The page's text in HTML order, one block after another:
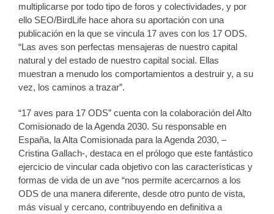
multiplicarse por todo tipo de foros y colectividades, y por
ello SEO/BirdLife hace ahora su aportación con una
publicación en la que se vincula 17 aves con los 17 ODS.
“Las aves son perfectas mensajeras de nuestro capital
natural y del estado de nuestro capital social. Ellas
muestran a menudo los comportamientos a destruir y, a su
vez, los caminos a trazar”.
“17 aves para 17 ODS” cuenta con la colaboración del Alto
Comisionado de la Agenda 2030. Su responsable en
España, la Alta Comisionada para la Agenda 2030, –
Cristina Gallach-, destaca en el prólogo que este fantástico
ejercicio de vincular cada objetivo con las características y
formas de vida de un ave “nos permite acercarnos a los
ODS de una manera diferente, desde otro punto de vista,
más visual y cercano, contribuyendo en definitiva a